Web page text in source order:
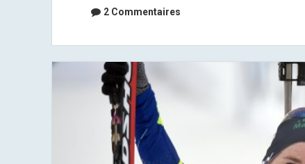
à
2 Commentaires